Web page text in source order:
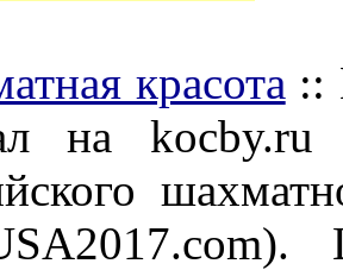
красота ::
на kocby.ru